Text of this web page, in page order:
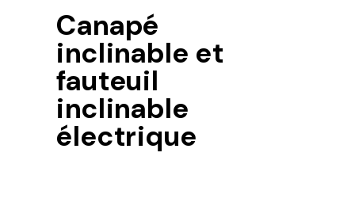
Canapé
inclinable et
fauteuil
inclinable
électrique